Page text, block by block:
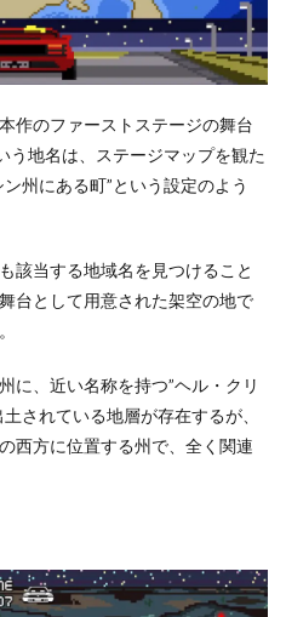
作のファーストステージの舞台
う地名は、ステージマップを観た
州にある町”という設定のよう
該当する地域名を見つけること
台として用意された架空の地で
に、近い名称を持つ”ヘル・クリ
されている地層が存在するが、
西方に位置する州で、全く関連